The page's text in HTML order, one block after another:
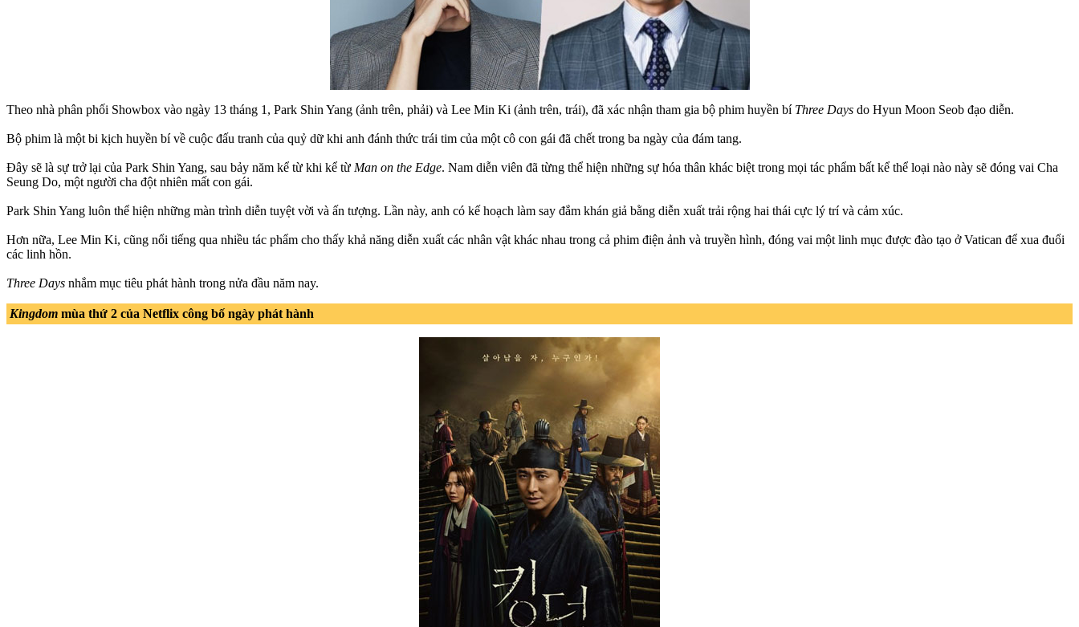
Theo nhà phân phối Showbox vào ngày 13 tháng 1, Park Shin Yang (ảnh trên, phải) và Lee Min Ki (ảnh trên, trái), đã xác nhận tham gia bộ phim huyền bí Three Days do Hyun Moon Seob đạo diễn.
Bộ phim là một bi kịch huyền bí về cuộc đấu tranh của quỷ dữ khi anh đánh thức trái tim của một cô con gái đã chết trong ba ngày của đám tang.
Đây sẽ là sự trở lại của Park Shin Yang, sau bảy năm kể từ khi kể từ Man on the Edge. Nam diễn viên đã từng thể hiện những sự hóa thân khác biệt trong mọi tác phẩm bất kể thể loại nào này sẽ đóng vai Cha
Seung Do, một người cha đột nhiên mất con gái.
Park Shin Yang luôn thể hiện những màn trình diễn tuyệt vời và ấn tượng. Lần này, anh có kế hoạch làm say đắm khán giả bằng diễn xuất trải rộng hai thái cực lý trí và cảm xúc.
Hơn nữa, Lee Min Ki, cũng nổi tiếng qua nhiều tác phẩm cho thấy khả năng diễn xuất các nhân vật khác nhau trong cả phim điện ảnh và truyền hình, đóng vai một linh mục được đào tạo ở Vatican để xua đuổi
các linh hồn.
Three Days nhắm mục tiêu phát hành trong nửa đầu năm nay.
Kingdom mùa thứ 2 của Netflix công bố ngày phát hành